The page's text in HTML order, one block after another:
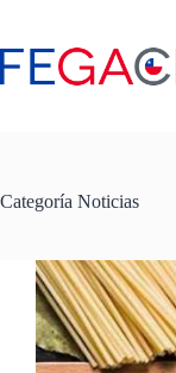
Categoría Noticias